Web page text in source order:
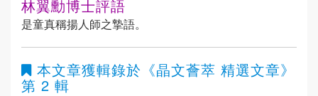
林翼勳博士評語
是童真稱揚人師之摯語。
本文章獲輯錄於 《晶文薈萃 精選文章》
第 2 輯